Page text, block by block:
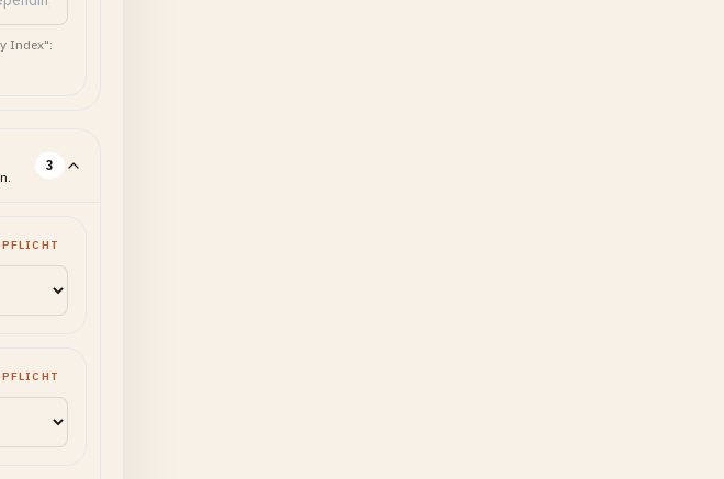
Index":
3
PFLICHT
PFLICHT